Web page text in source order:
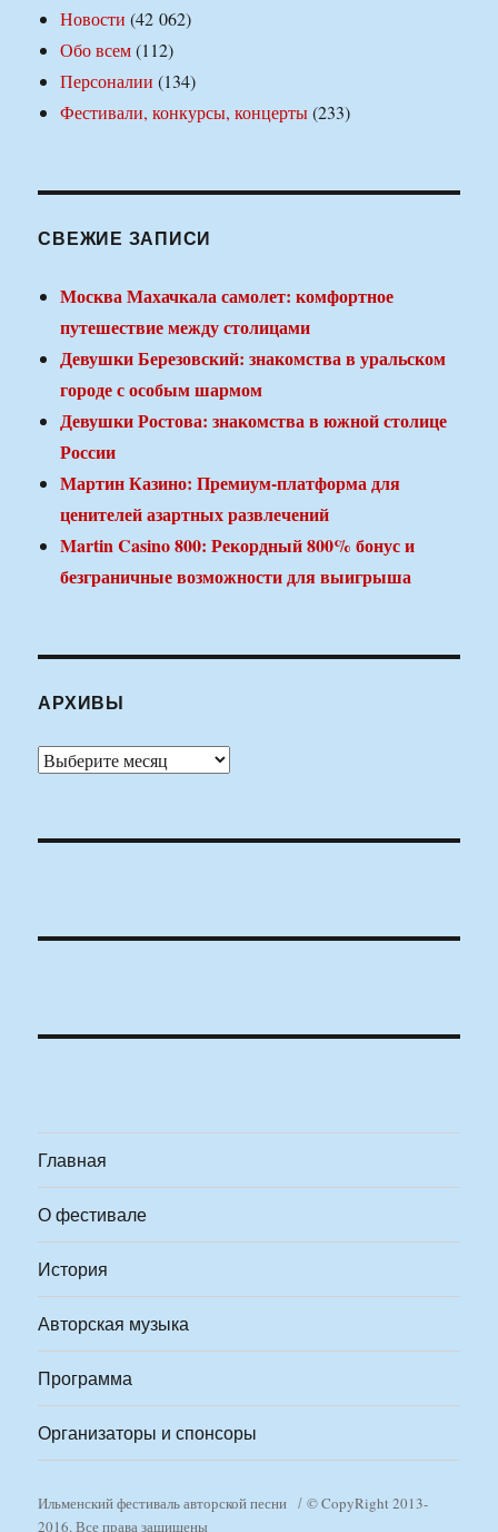
Новости (42 062)
Обо всем(112)
Персоналии (134)
Фестивали, конкурсы, концерты(233)
СВЕЖИЕ ЗАПИСИ
Москва Махачкала самолет: комфортное
путешествие между столицами
Девушки Березовский: знакомства в уральском
городе с особым шармом
Девушки Ростова: знакомства в южной столице
России
Мартин Казино: Премиум-платформа для
ценителей азартных развлечений
Martin Casino 800: Рекордный 800% бонус и
безграничные возможности для выигрыша
АРХИВЫ
Архивы
Главная
О фестивале
История
Авторская музыка
Программа
Организаторы и спонсоры
Ильменский фестиваль авторской песни
© CopyRight 2013-
2016. Все права защищены